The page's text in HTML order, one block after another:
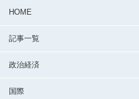
HOME
記事一覧
政治経済
国際